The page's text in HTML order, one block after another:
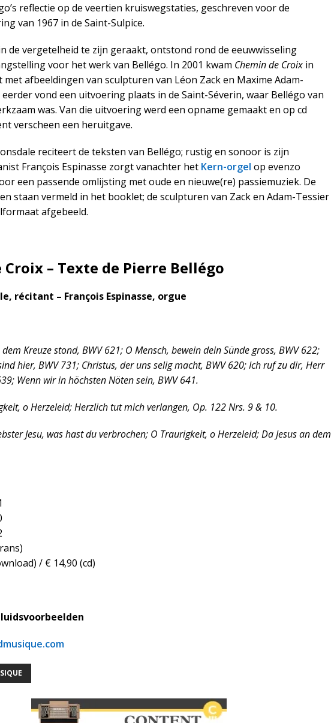
reflectie op de veertien kruiswegstaties, geschreven voor de
van 1967 in de Saint-Sulpice.
de vergetelheid te zijn geraakt, ontstond rond de eeuwwisseling
voor het werk van Bellégo. In 2001 kwam Chemin de Croix in
afbeeldingen van sculpturen van Léon Zack en Maxime Adam-
eerder vond een uitvoering plaats in de Saint-Séverin, waar Bellégo van
was. Van die uitvoering werd een opname gemaakt en op cd
verscheen een heruitgave.
reciteert de teksten van Bellégo; rustig en sonoor is zijn
François Espinasse zorgt vanachter het Kern-orgel op evenzo
een passende omlijsting met oude en nieuwe(re) passiemuziek. De
staan vermeld in het booklet; de sculpturen van Zack en Adam-Tessier
afgebeeld.
Croix – Texte de Pierre Bellégo
récitant – François Espinasse, orgue
dem Kreuze stond, BWV 621; O Mensch, bewein dein Sünde gross, BWV 622;
hier, BWV 731; Christus, der uns selig macht, BWV 620; Ich ruf zu dir, Herr
Wenn wir in höchsten Nöten sein, BWV 641.
o Herzeleid; Herzlich tut mich verlangen, Op. 122 Nrs. 9 & 10.
Jesu, was hast du verbrochen; O Traurigkeit, o Herzeleid; Da Jesus an dem
/ € 14,90 (cd)